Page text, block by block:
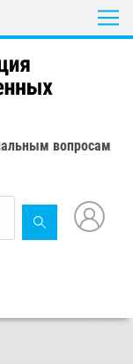
вопросам